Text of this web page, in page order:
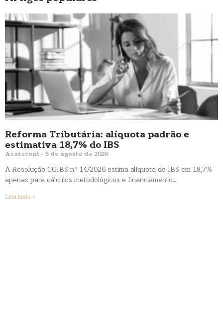
Reforma Tributária: alíquota padrão e
estimativa 18,7% do IBS
Assescont 5 de agosto de 2026
A Resolução CGIBS nº 14/2026 estima alíquota de IBS em 18,7%
apenas para cálculos metodológicos e financiamento…
Leia mais »